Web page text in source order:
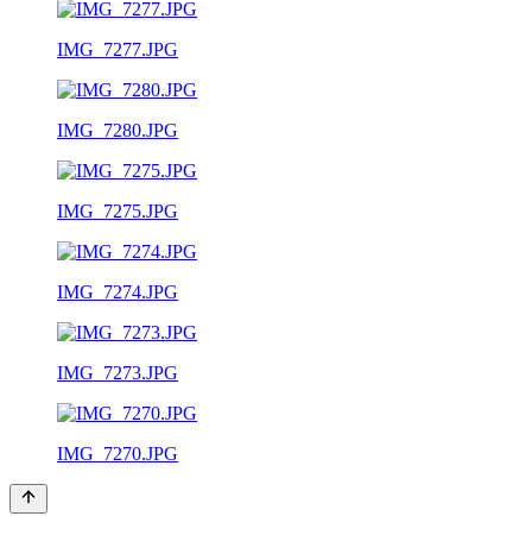
IMG_7277.JPG
IMG_7280.JPG
IMG_7275.JPG
IMG_7274.JPG
IMG_7273.JPG
IMG_7270.JPG